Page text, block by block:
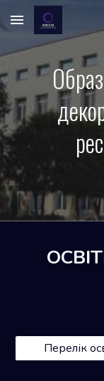
Skip to main
Перелік